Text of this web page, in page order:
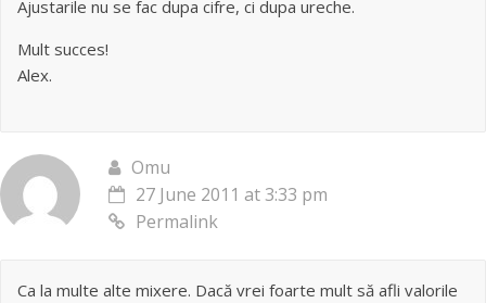
Ajustarile nu se fac dupa cifre, ci dupa ureche.
Mult succes!
Alex.
Omu
27 June 2011 at 3:33 pm
Permalink
Ca la multe alte mixere. Dacă vrei foarte mult să afli valorile